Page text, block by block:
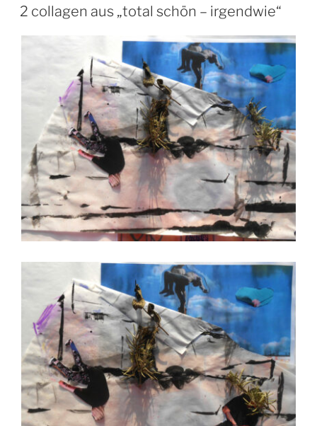
AM
2 collagen aus „total schön – irgendwie“